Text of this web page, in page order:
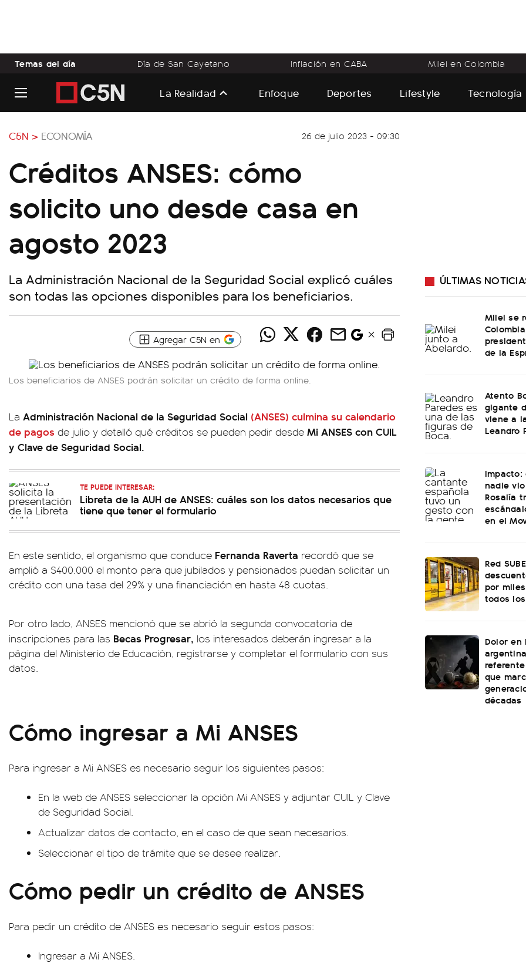
Temas del día Día de San Cayetano Inflación en CABA Milei en Colombia
La Realidad Enfoque Deportes Lifestyle Tecnología
C5N > ECONOMÍA 26 de julio 2023 - 09:30
Créditos ANSES: cómo
solicito uno desde casa en
agosto 2023
La Administración Nacional de la Seguridad Social explicó cuáles
son todas las opciones disponibles para los beneficiarios.
Agregar C5N en
Los beneficiarios de ANSES podrán solicitar un crédito de forma online.
La Administración Nacional de la Seguridad Social (ANSES) culmina su calendario
de pagos de julio y detalló qué créditos se pueden pedir desde Mi ANSES con CUIL
y Clave de Seguridad Social.
TE PUEDE INTERESAR:
Libreta de la AUH de ANSES: cuáles son los datos necesarios que
tiene que tener el formulario
En este sentido, el organismo que conduce Fernanda Raverta recordó que se
amplió a $400.000 el monto para que jubilados y pensionados puedan solicitar un
crédito con una tasa del 29% y una financiación en hasta 48 cuotas.
Por otro lado, ANSES mencionó que se abrió la segunda convocatoria de
inscripciones para las Becas Progresar, los interesados deberán ingresar a la
página del Ministerio de Educación, registrarse y completar el formulario con sus
datos.
Cómo ingresar a Mi ANSES
Para ingresar a Mi ANSES es necesario seguir los siguientes pasos:
En la web de ANSES seleccionar la opción Mi ANSES y adjuntar CUIL y Clave
de Seguridad Social.
Actualizar datos de contacto, en el caso de que sean necesarios.
Seleccionar el tipo de trámite que se desee realizar.
Cómo pedir un crédito de ANSES
Para pedir un crédito de ANSES es necesario seguir estos pasos:
Ingresar a Mi ANSES.
ÚLTIMAS
Milei se
de la
Atento
gigante
viene a
Leandro
nadie
Rosalía
en el
Red
por
todos
Dolor en
que
décadas